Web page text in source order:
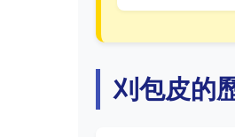
刈包皮的